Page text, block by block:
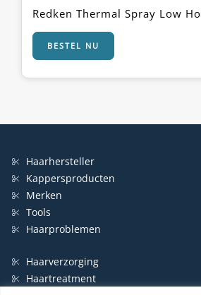
Redken Thermal Spray Low
BESTEL NU
Haarhersteller
Kappersproducten
Merken
Tools
Haarproblemen
Haarverzorging
Haartreatment